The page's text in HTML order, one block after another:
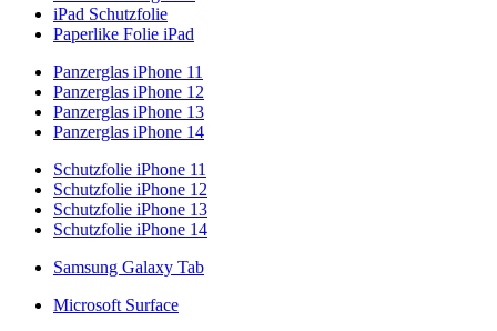
iPad Schutzfolie
Paperlike Folie iPad
Panzerglas iPhone 11
Panzerglas iPhone 12
Panzerglas iPhone 13
Panzerglas iPhone 14
Schutzfolie iPhone 11
Schutzfolie iPhone 12
Schutzfolie iPhone 13
Schutzfolie iPhone 14
Samsung Galaxy Tab
Microsoft Surface